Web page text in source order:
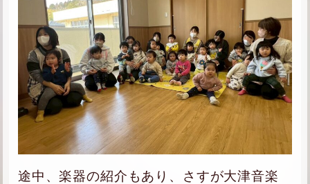
途中、楽器の紹介もあり、さすが大津音楽